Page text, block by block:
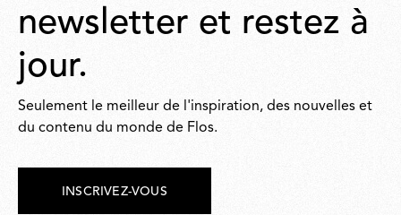
newsletter et restez à
jour.
Seulement le meilleur de l'inspiration, des nouvelles et
du contenu du monde de Flos.
INSCRIVEZ-VOUS